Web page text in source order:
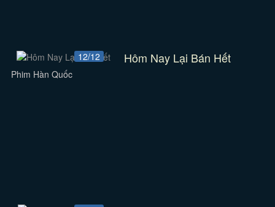
12/12 Hôm Nay Lại Bán Hết
Phim Hàn Quốc